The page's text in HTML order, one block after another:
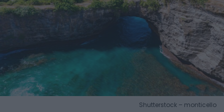
Shutterstock – monticello